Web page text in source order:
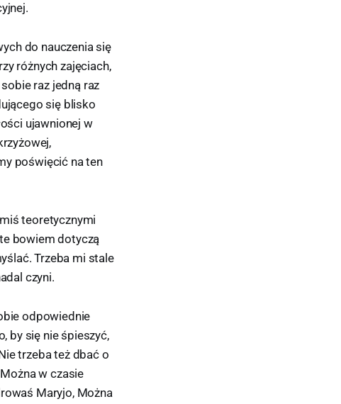
do nauczenia się
różnych zajęciach,
raz jedną raz
się blisko
ujawnionej w
poświęcić na ten
teoretycznymi
bowiem dotyczą
Trzeba mi stale
czyni.
odpowiednie
by się nie śpieszyć,
trzeba też dbać o
w czasie
Maryjo, Można